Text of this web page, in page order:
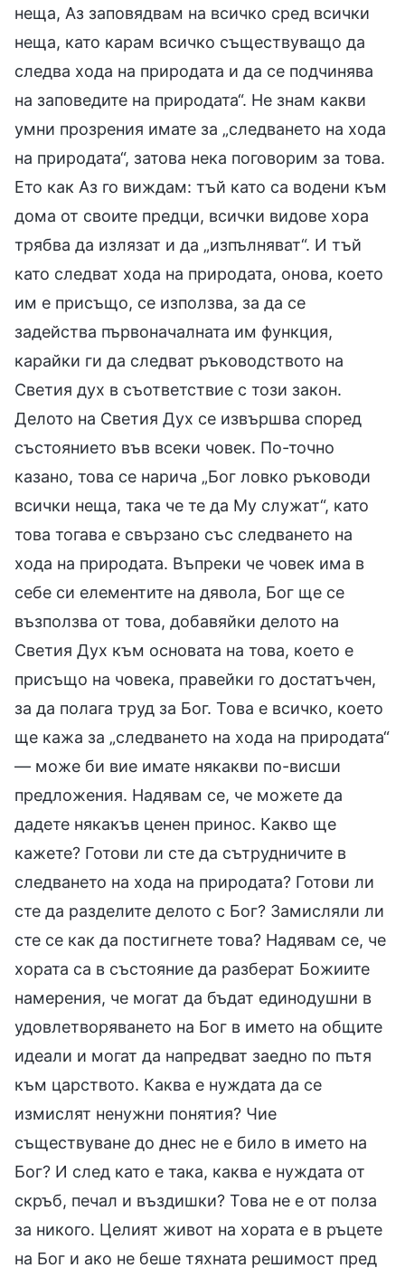
неща, Аз заповядвам на всичко сред всички
неща, като карам всичко съществуващо да
следва хода на природата и да се подчинява
на заповедите на природата“. Не знам какви
умни прозрения имате за „следването на хода
на природата“, затова нека поговорим за това.
Ето как Аз го виждам: тъй като са водени към
дома от своите предци, всички видове хора
трябва да излязат и да „изпълняват“. И тъй
като следват хода на природата, онова, което
им е присъщо, се използва, за да се
задейства първоначалната им функция,
карайки ги да следват ръководството на
Светия дух в съответствие с този закон.
Делото на Светия Дух се извършва според
състоянието във всеки човек. По-точно
казано, това се нарича „Бог ловко ръководи
всички неща, така че те да Му служат“, като
това тогава е свързано със следването на
хода на природата. Въпреки че човек има в
себе си елементите на дявола, Бог ще се
възползва от това, добавяйки делото на
Светия Дух към основата на това, което е
присъщо на човека, правейки го достатъчен,
за да полага труд за Бог. Това е всичко, което
ще кажа за „следването на хода на природата“
— може би вие имате някакви по-висши
предложения. Надявам се, че можете да
дадете някакъв ценен принос. Какво ще
кажете? Готови ли сте да сътрудничите в
следването на хода на природата? Готови ли
сте да разделите делото с Бог? Замисляли ли
сте се как да постигнете това? Надявам се, че
хората са в състояние да разберат Божиите
намерения, че могат да бъдат единодушни в
удовлетворяването на Бог в името на общите
идеали и могат да напредват заедно по пътя
към царството. Каква е нуждата да се
измислят ненужни понятия? Чие
съществуване до днес не е било в името на
Бог? И след като е така, каква е нуждата от
скръб, печал и въздишки? Това не е от полза
за никого. Целият живот на хората е в ръцете
на Бог и ако не беше тяхната решимост пред